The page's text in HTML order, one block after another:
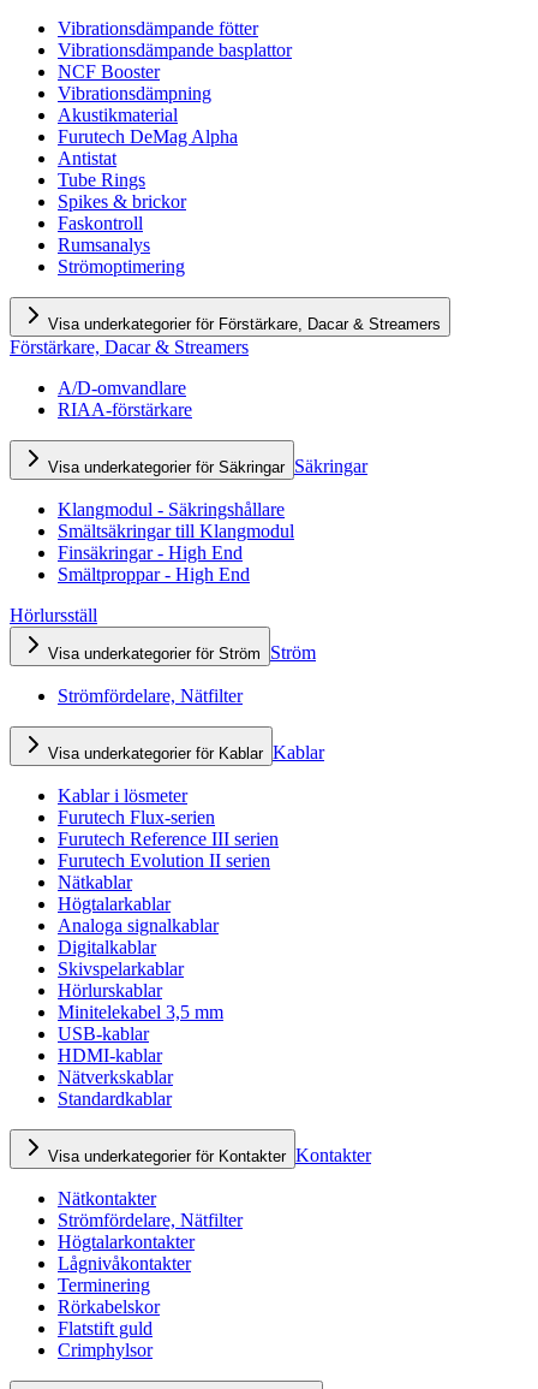
Vibrationsdämpande fötter
Vibrationsdämpande basplattor
NCF Booster
Vibrationsdämpning
Akustikmaterial
Furutech DeMag Alpha
Antistat
Tube Rings
Spikes & brickor
Faskontroll
Rumsanalys
Strömoptimering
Visa underkategorier för Förstärkare, Dacar & Streamers
Förstärkare, Dacar & Streamers
A/D-omvandlare
RIAA-förstärkare
Visa underkategorier för Säkringar Säkringar
Klangmodul - Säkringshållare
Smältsäkringar till Klangmodul
Finsäkringar - High End
Smältproppar - High End
Hörlursställ
Visa underkategorier för Ström Ström
Strömfördelare, Nätfilter
Visa underkategorier för Kablar Kablar
Kablar i lösmeter
Furutech Flux-serien
Furutech Reference III serien
Furutech Evolution II serien
Nätkablar
Högtalarkablar
Analoga signalkablar
Digitalkablar
Skivspelarkablar
Hörlurskablar
Minitelekabel 3,5 mm
USB-kablar
HDMI-kablar
Nätverkskablar
Standardkablar
Visa underkategorier för Kontakter Kontakter
Nätkontakter
Strömfördelare, Nätfilter
Högtalarkontakter
Lågnivåkontakter
Terminering
Rörkabelskor
Flatstift guld
Crimphylsor